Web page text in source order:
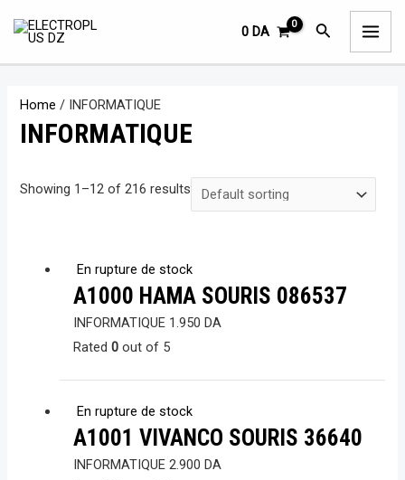
contenu
0DA Rechercher
n
x
i
e
Home / INFORMATIQUE
INFORMATIQUE
Showing 1–12 of 216 results
En rupture de stock
A1000 HAMA SOURIS 086537
INFORMATIQUE 1.950 DA
Rated 0out of 5
En rupture de stock
A1001 VIVANCO SOURIS 36640
INFORMATIQUE 2.900 DA